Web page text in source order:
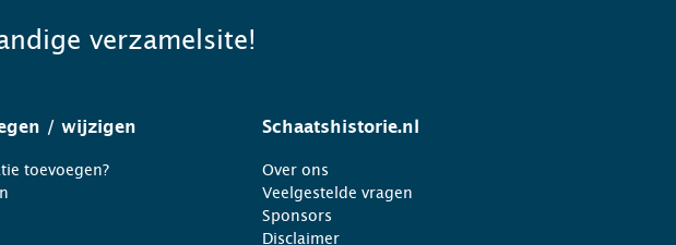
verzamelsite!
/ wijzigen
toevoegen?
Schaatshistorie.nl
Over ons
Veelgestelde vragen
Sponsors
Disclaimer